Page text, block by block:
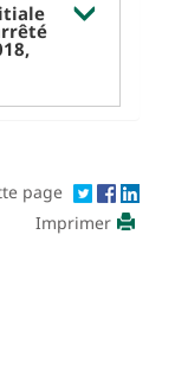
page
Imprimer